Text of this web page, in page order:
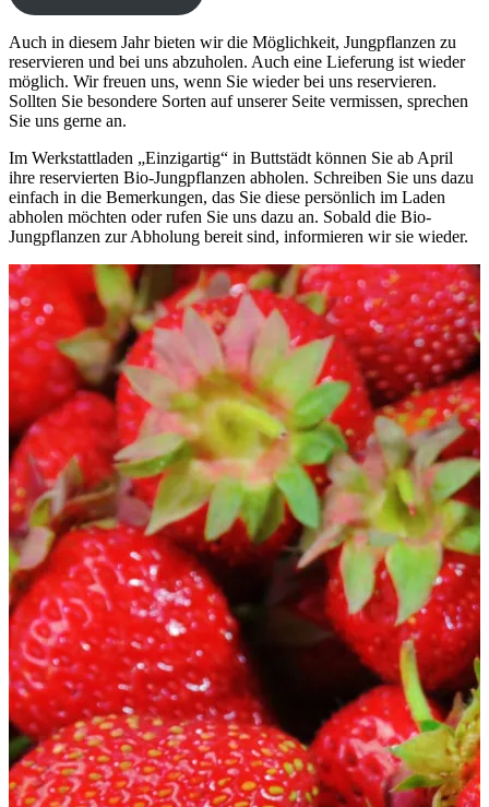
Auch in diesem Jahr bieten wir die Möglichkeit, Jungpflanzen zu
reservieren und bei uns abzuholen. Auch eine Lieferung ist wieder
möglich. Wir freuen uns, wenn Sie wieder bei uns reservieren.
Sollten Sie besondere Sorten auf unserer Seite vermissen, sprechen
Sie uns gerne an.
Im Werkstattladen „Einzigartig“ in Buttstädt können Sie ab April
ihre reservierten Bio-Jungpflanzen abholen. Schreiben Sie uns dazu
einfach in die Bemerkungen, das Sie diese persönlich im Laden
abholen möchten oder rufen Sie uns dazu an. Sobald die Bio-
Jungpflanzen zur Abholung bereit sind, informieren wir sie wieder.